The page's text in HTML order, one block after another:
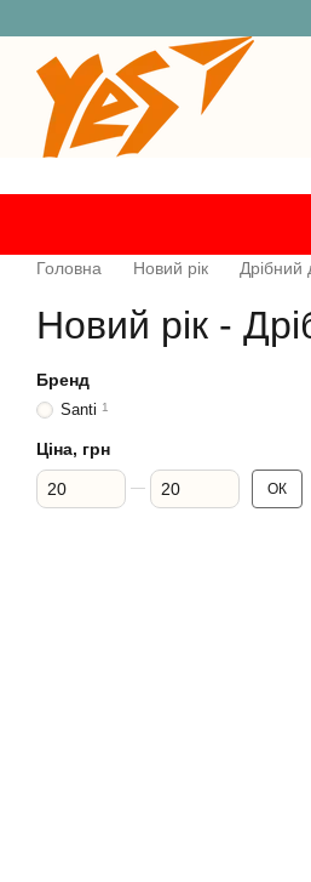
Головна Новий рік Дрібний
Новий рік -
Бренд
Santi 1
Ціна, грн
Від Ціна, грн
До Ціна, грн ОК